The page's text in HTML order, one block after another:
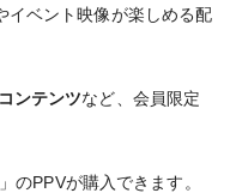
イベント映像が楽しめる配
ンテンツなど、会員限定
のPPVが購入できます。